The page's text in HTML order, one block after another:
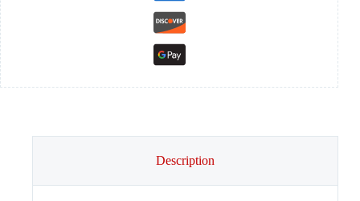
Description